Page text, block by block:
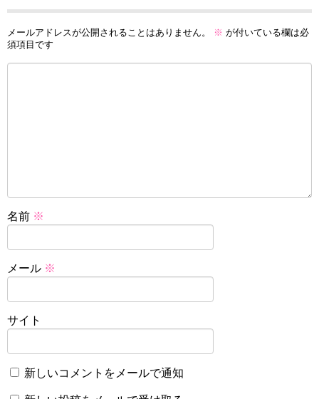
メールアドレスが公開されることはありません。 ※ が付いている欄は必
須項目です
名前 ※
メール ※
サイト
新しいコメントをメールで通知